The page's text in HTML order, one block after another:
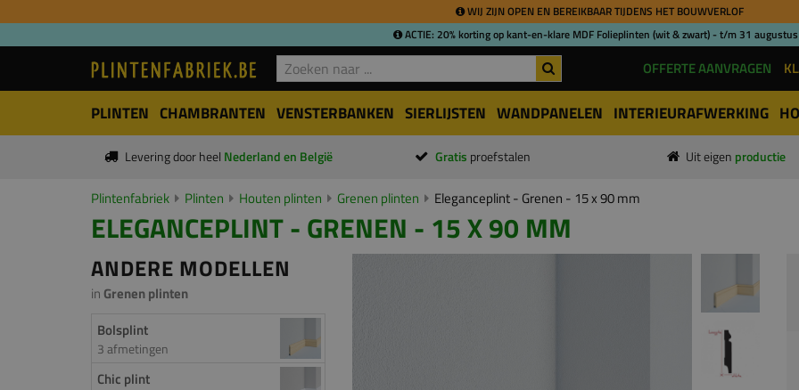
WIJ ZIJN OPEN EN BEREIKBAAR TIJDENS HET BOUWVERLOF
ACTIE: 20% korting op kant-en-klare MDF Folieplinten (wit & zwart) - t/m 31
OFFERTE AANVRAGEN
PLINTEN CHAMBRANTEN VENSTERBANKEN SIERLIJSTEN WANDPANELEN INTERIEURAFWERKING
Levering door heel Nederland en België Gratis proefstalen Uit eigen productie
Plintenfabriek Plinten Houten plinten Grenen plinten Eleganceplint - Grenen - 15 x 90 mm
ELEGANCEPLINT - GRENEN - 15 X 90 MM
ANDERE MODELLEN
in Grenen plinten
Bolsplint
3 afmetingen
Chic plint